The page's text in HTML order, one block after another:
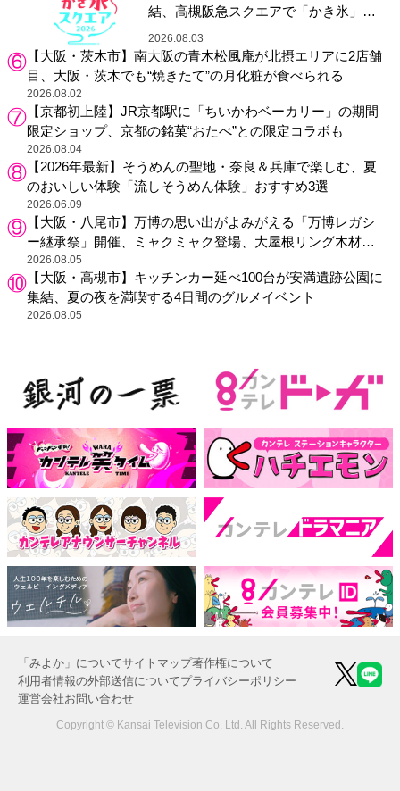
結、高槻阪急スクエアで「かき氷」祭
り
2026.08.03
【大阪・茨木市】南大阪の青木松風庵が北摂エリアに2店舗
目、大阪・茨木でも“焼きたて”の月化粧が食べられる
2026.08.02
【京都初上陸】JR京都駅に「ちいかわベーカリー」の期間
限定ショップ、京都の銘菓“おたべ”との限定コラボも
2026.08.04
【2026年最新】そうめんの聖地・奈良＆兵庫で楽しむ、夏
のおいしい体験「流しそうめん体験」おすすめ3選
2026.06.09
【大阪・八尾市】万博の思い出がよみがえる「万博レガシ
ー継承祭」開催、ミャクミャク登場、大屋根リング木材展
示も
2026.08.05
【大阪・高槻市】キッチンカー延べ100台が安満遺跡公園に
集結、夏の夜を満喫する4日間のグルメイベント
2026.08.05
「みよか」についてサイトマップ著作権について
利用者情報の外部送信についてプライバシーポリシー
運営会社お問い合わせ
Copyright © Kansai Television Co. Ltd. All Rights Reserved.